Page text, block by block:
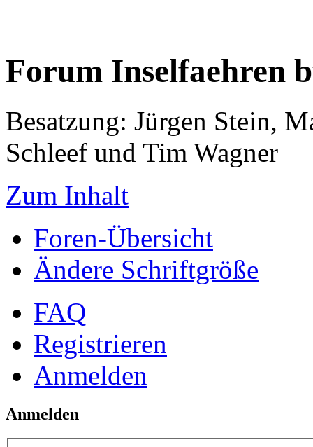
Forum Inselfaehren
Besatzung: Jürgen Stein,
Schleef und Tim Wagner
Zum Inhalt
Foren-Übersicht
Ändere Schriftgröße
FAQ
Registrieren
Anmelden
Anmelden